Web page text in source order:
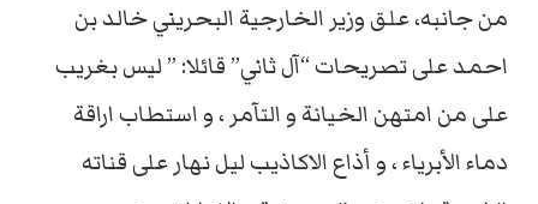
من جانبه، علق وزير الخارجية البحريني خالد بن
احمد على تصريحات “آل ثاني” قائلا: ” ليس بغريب
على من امتهن الخيانة و التآمر ، و استطاب اراقة
دماء الأبرياء ، و أذاع الاكاذيب ليل نهار على قناته